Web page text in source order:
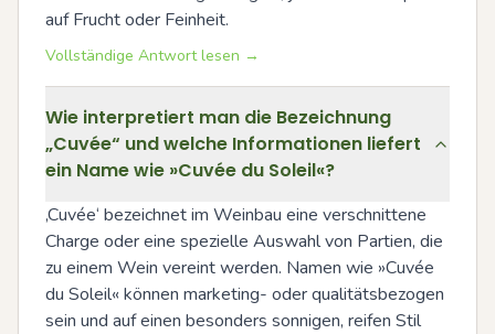
auf Frucht oder Feinheit.
Vollständige Antwort lesen →
Wie interpretiert man die Bezeichnung
„Cuvée“ und welche Informationen liefert
ein Name wie »Cuvée du Soleil«?
‚Cuvée‘ bezeichnet im Weinbau eine verschnittene
Charge oder eine spezielle Auswahl von Partien, die
zu einem Wein vereint werden. Namen wie »Cuvée
du Soleil« können marketing- oder qualitätsbezogen
sein und auf einen besonders sonnigen, reifen Stil